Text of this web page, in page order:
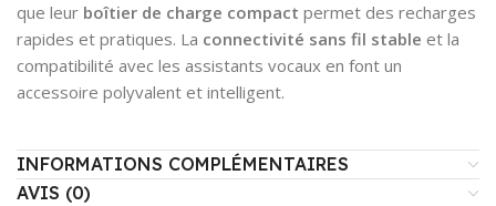
que leur boîtier de charge compact permet des recharges
rapides et pratiques. La connectivité sans fil stable et la
compatibilité avec les assistants vocaux en font un
accessoire polyvalent et intelligent.
INFORMATIONS COMPLÉMENTAIRES
AVIS (0)